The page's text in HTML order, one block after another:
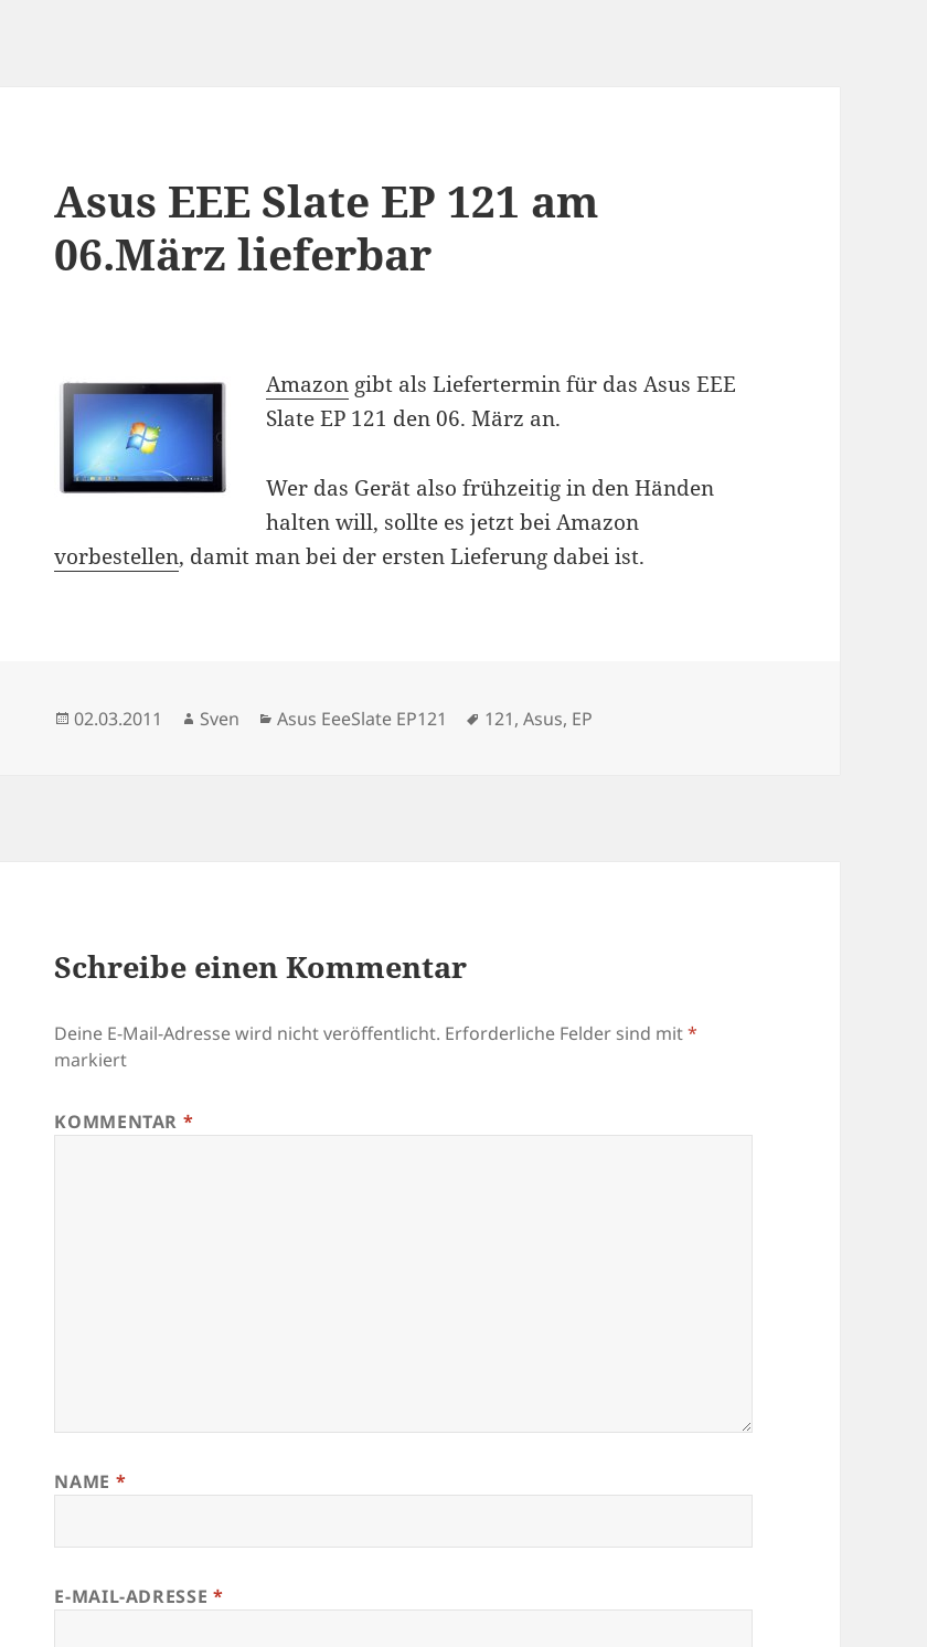
Asus EEE Slate EP 121 am
06.März lieferbar
Amazon gibt als Liefertermin für das Asus EEE
Slate EP 121 den 06. März an.
Wer das Gerät also frühzeitig in den Händen
halten will, sollte es jetzt bei Amazon
vorbestellen, damit man bei der ersten Lieferung dabei ist.
Veröffentlicht
02.03.2011 Autor
Sven Kategorien
Asus EeeSlate EP121 Schlagwörter
121,Asus, EP
Schreibe einen Kommentar
Deine E-Mail-Adresse wird nicht veröffentlicht. Erforderliche Felder sind mit*
markiert
KOMMENTAR *
NAME *
E-MAIL-ADRESSE *